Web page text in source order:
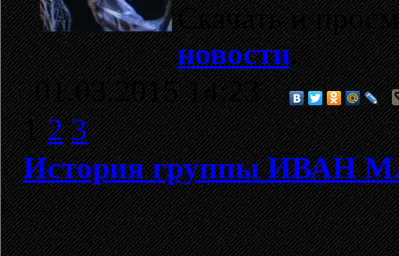
Скачать и
новости.
01.03.2015 14:23
1 2 3
История группы ИВАН